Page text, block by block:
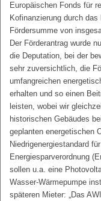
Europäischen Fonds für
Kofinanzierung durch
Fördersumme von
Der Förderantrag wurde
die Deputation, bei der
sehr zuversichtlich, die
umfangreichen
erhalten und so einen
leisten, wobei wir
historischen Gebäudes
geplanten energetischen
Niedrigenergiestandard
Energiesparverordnung
sollen u.a. eine
Wasser-Wärmepumpe
späteren Mieter: „Das